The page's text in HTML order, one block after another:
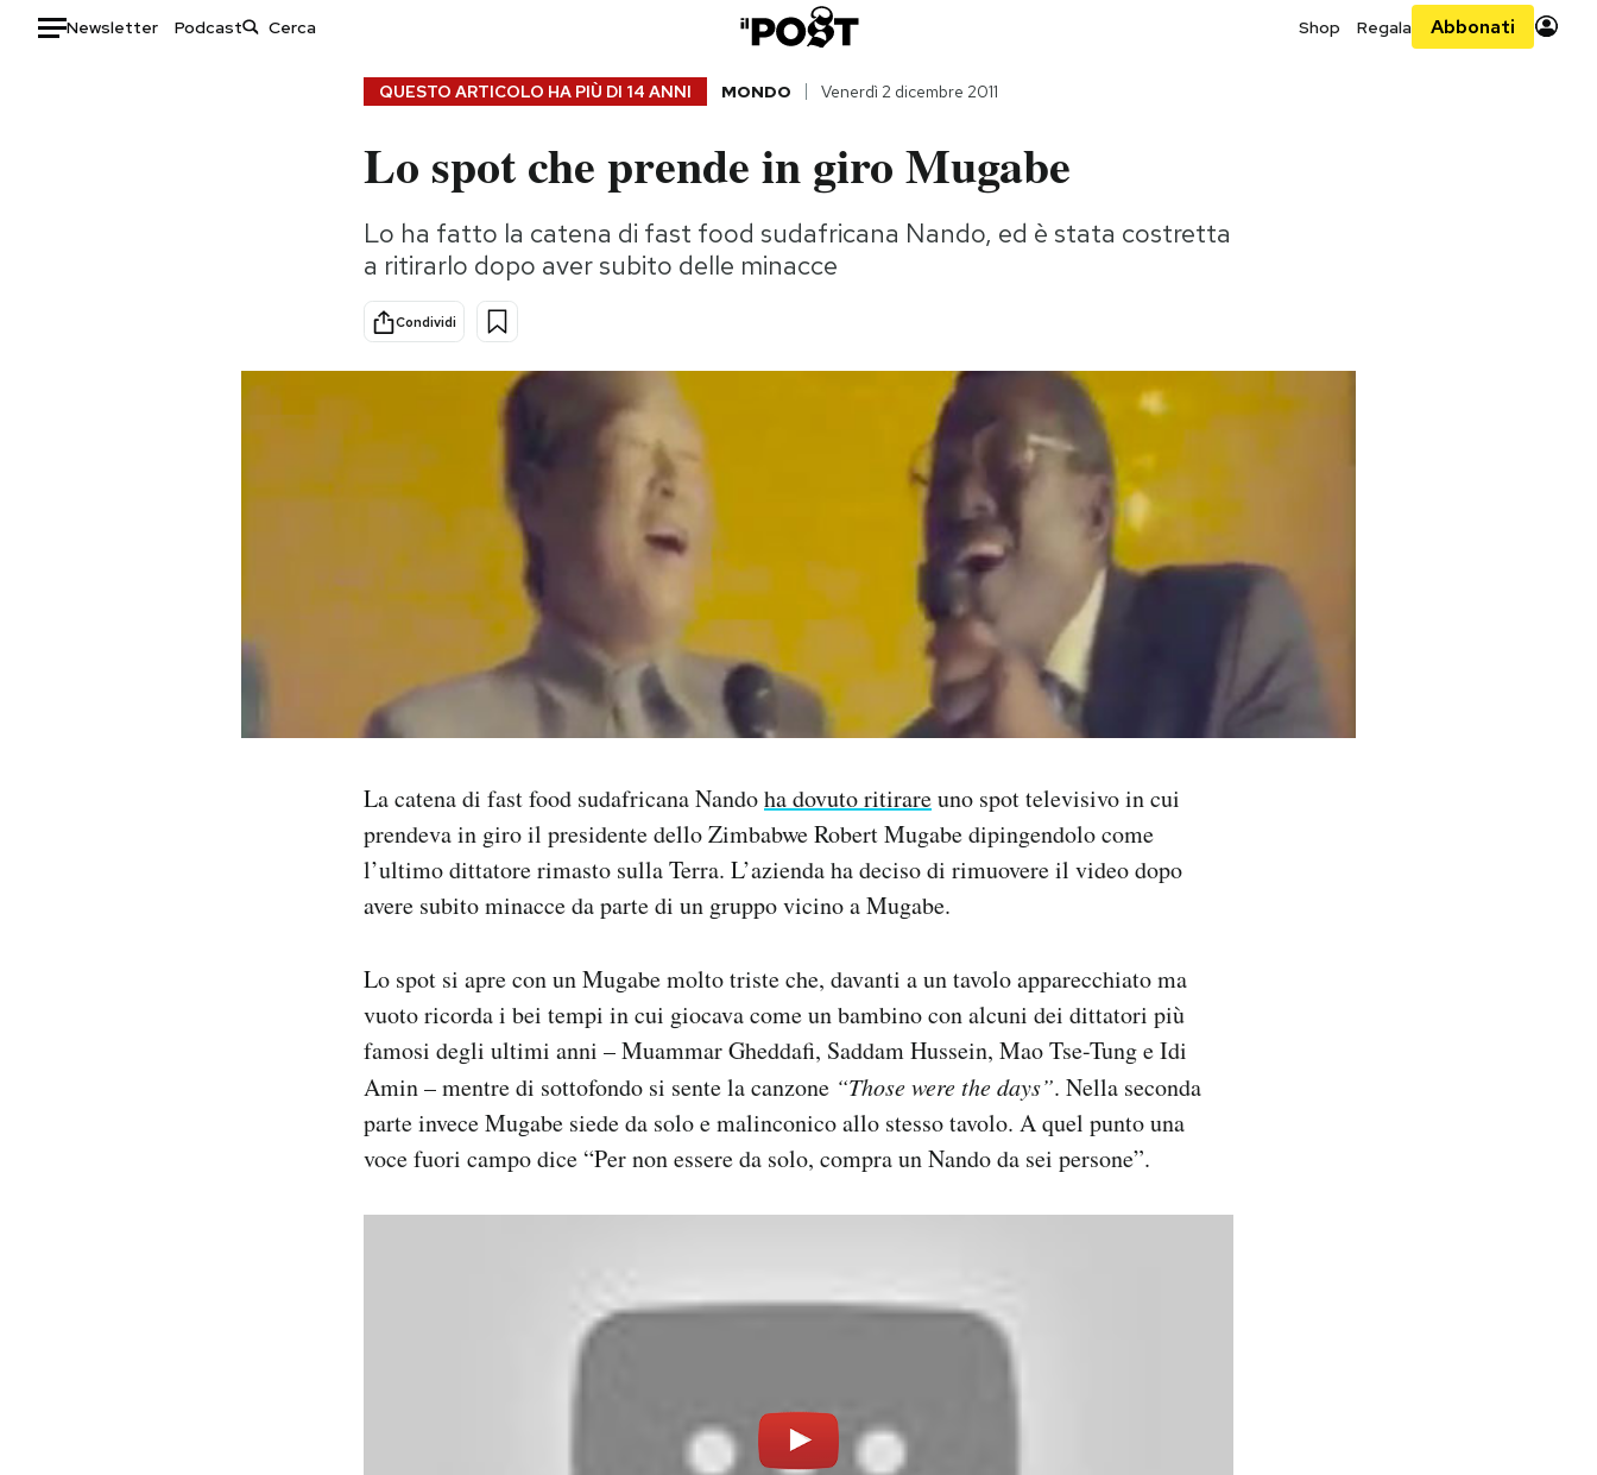
Newsletter Podcast Shop Regala Abbonati
Consumismi
Storie/Idee
Ok Boomer!
Media
QUESTO ARTICOLO HA PIÙ DI 14 ANNI MONDO Venerdì 2 dicembre 2011
Lo spot che prende in giro Mugabe
Lo ha fatto la catena di fast food sudafricana Nando, ed è stata costretta
a ritirarlo dopo aver subito delle minacce
Condividi
La catena di fast food sudafricana Nandoha dovuto ritirareuno spot televisivo in cui
prendeva in giro il presidente dello Zimbabwe Robert Mugabe dipingendolo come
l’ultimo dittatore rimasto sulla Terra. L’azienda ha deciso di rimuovere il video dopo
avere subito minacce da parte di un gruppo vicino a Mugabe.
Lo spot si apre con un Mugabe molto triste che, davanti a un tavolo apparecchiato ma
vuoto ricorda i bei tempi in cui giocava come un bambino con alcuni dei dittatori più
famosi degli ultimi anni – Muammar Gheddafi, Saddam Hussein, Mao Tse-Tung e Idi
Amin – mentre di sottofondo si sente la canzone “Those were the days”. Nella seconda
parte invece Mugabe siede da solo e malinconico allo stesso tavolo. A quel punto una
voce fuori campo dice “Per non essere da solo, compra un Nando da sei persone”.